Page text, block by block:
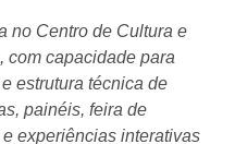
no Centro de Cultura e
com capacidade para
estrutura técnica de
painéis, feira de
experiências interativas